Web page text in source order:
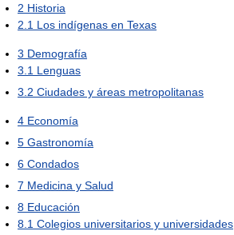
2 Historia
2.1 Los indígenas en Texas
3 Demografía
3.1 Lenguas
3.2 Ciudades y áreas metropolitanas
4 Economía
5 Gastronomía
6 Condados
7 Medicina y Salud
8 Educación
8.1 Colegios universitarios y universidades